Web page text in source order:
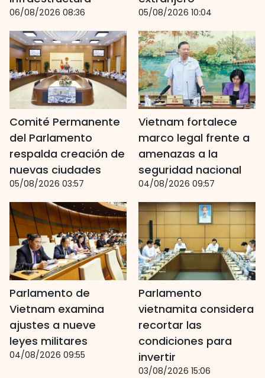
06/08/2026 08:36 05/08/2026 10:04
Comité Permanente
del Parlamento
respalda creación de
nuevas ciudades
05/08/2026 03:57
Vietnam fortalece
marco legal frente a
amenazas a la
seguridad nacional
04/08/2026 09:57
Parlamento de
Vietnam examina
ajustes a nueve
leyes militares
04/08/2026 09:55
Parlamento
vietnamita considera
recortar las
condiciones para
invertir
03/08/2026 15:06